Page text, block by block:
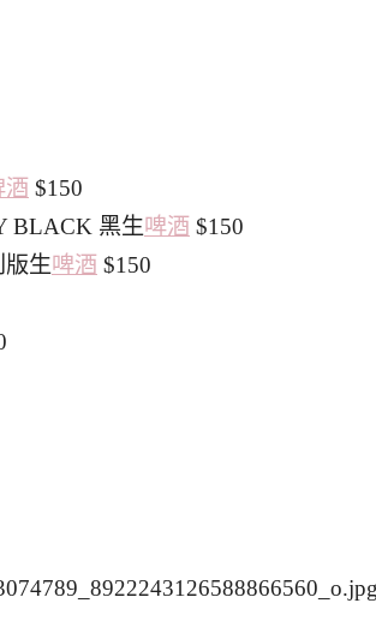
酒 $150
BLACK 黑生啤酒 $150
版生啤酒 $150